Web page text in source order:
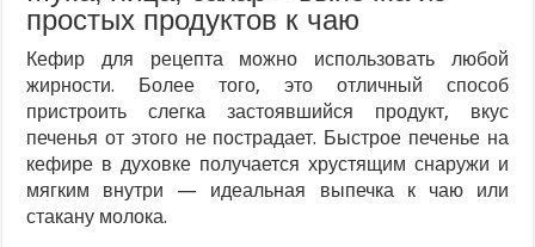
простых продуктов к чаю
Кефир для рецепта можно использовать любой
жирности. Более того, это отличный способ
пристроить слегка застоявшийся продукт, вкус
печенья от этого не пострадает. Быстрое печенье на
кефире в духовке получается хрустящим снаружи и
мягким внутри — идеальная выпечка к чаю или
стакану молока.